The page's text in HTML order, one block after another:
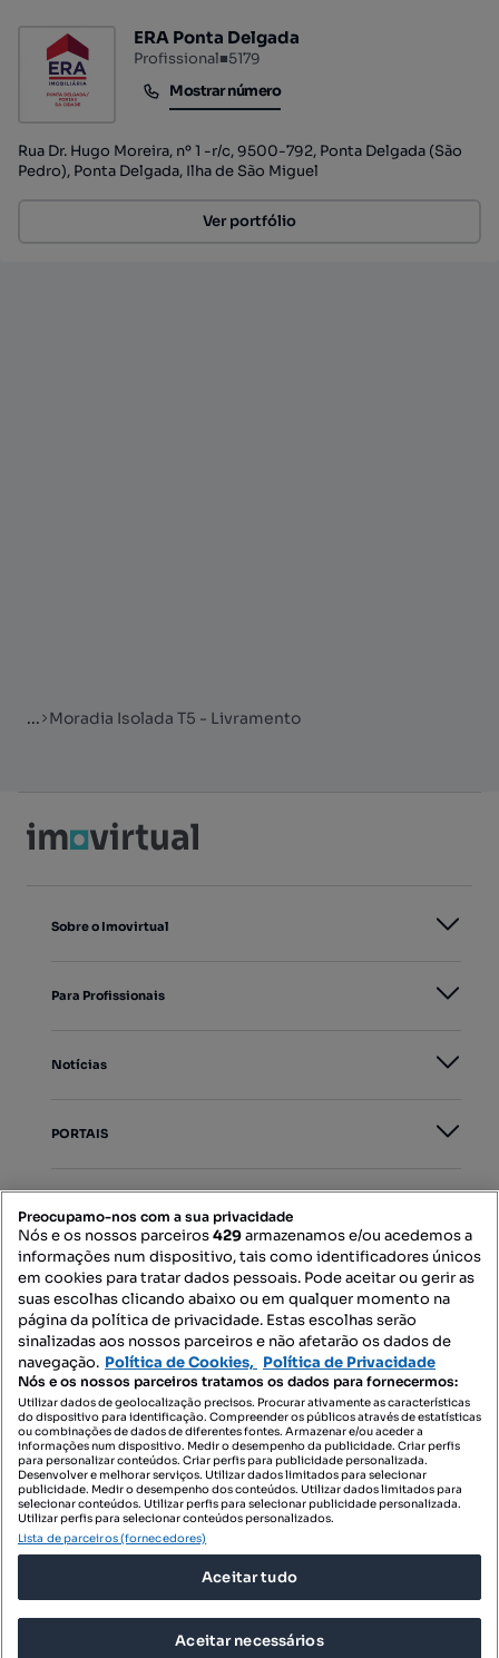
ERA Ponta Delgada
Profissional■5179
Mostrar número
Mostrar número
Rua Dr. Hugo Moreira, nº 1 -r/c, 9500-792, Ponta Delgada (São
Pedro), Ponta Delgada, Ilha de São Miguel
Ver portfólio
... Moradia Isolada T5 - Livramento
Sobre o Imovirtual
Para Profissionais
Notícias
PORTAIS
Contacte-nos
SIGA-NOS:
DESCARREGAR NA:
© 2026 Imovirtual.com, OLX Portugal, S.A.
POLÍTICA DE PRIVACIDADE
Preocupamo-nos com a sua privacidade
Nós e os nossos parceiros429armazenamos e/ou acedemos a
informações num dispositivo, tais como identificadores únicos
em cookies para tratar dados pessoais. Pode aceitar ou gerir as
suas escolhas clicando abaixo ou em qualquer momento na
página da política de privacidade. Estas escolhas serão
sinalizadas aos nossos parceiros e não afetarão os dados de
navegação. Política de Cookies, Política de Privacidade
Nós e os nossos parceiros tratamos os dados para fornecermos:
Utilizar dados de geolocalização precisos. Procurar ativamente as características
do dispositivo para identificação. Compreender os públicos através de estatísticas
ou combinações de dados de diferentes fontes. Armazenar e/ou aceder a
informações num dispositivo. Medir o desempenho da publicidade. Criar perfis
para personalizar conteúdos. Criar perfis para publicidade personalizada.
Desenvolver e melhorar serviços. Utilizar dados limitados para selecionar
publicidade. Medir o desempenho dos conteúdos. Utilizar dados limitados para
selecionar conteúdos. Utilizar perfis para selecionar publicidade personalizada.
Utilizar perfis para selecionar conteúdos personalizados.
Lista de parceiros (fornecedores)
Aceitar tudo
Aceitar necessários